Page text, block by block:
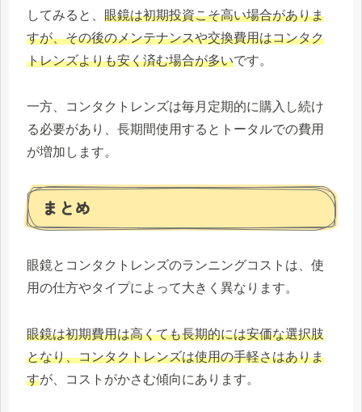
してみると、 眼鏡は初期投資こそ高い場合がありま
すが、その後のメンテナンスや交換費用はコンタク
トレンズよりも安く済む場合が多いです。
一方、コンタクトレンズは毎月定期的に購入し続け
る必要があり、長期間使用するとトータルでの費用
が増加します。
まとめ
眼鏡とコンタクトレンズのランニングコストは、使
用の仕方やタイプによって大きく異なります。
眼鏡は初期費用は高くても長期的には安価な選択肢
となり、コンタクトレンズは使用の手軽さはありま
すが、コストがかさむ傾向にあります。